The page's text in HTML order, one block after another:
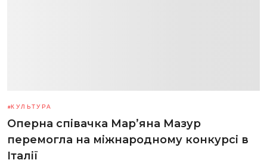
КУЛЬТУРА
Оперна співачка Мар’яна Мазур
перемогла на міжнародному конкурсі в
Італії